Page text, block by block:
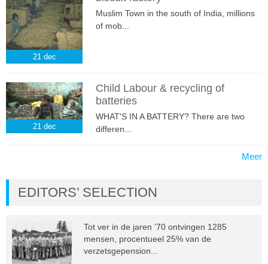
21 dec
Muslim Town in the south of India, millions
of mob...
21 dec
Child Labour & recycling of
batteries
WHAT'S IN A BATTERY? There are two
differen...
Meer
EDITORS’ SELECTION
Tot ver in de jaren ’70 ontvingen 1285
mensen, procentueel 25% van de
verzetsgepension...